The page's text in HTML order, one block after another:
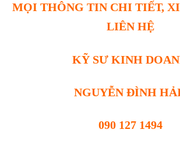
MỌI THÔNG TIN CHI TIẾT,
LIÊN HỆ
KỸ SƯ KINH
NGUYỄN ĐÌNH
090 127 1494